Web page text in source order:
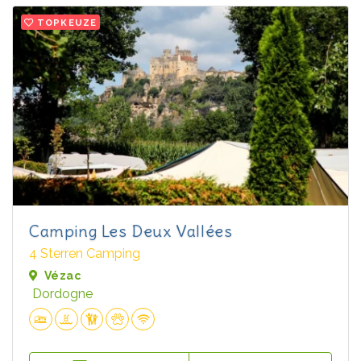
TOPKEUZE
Camping Les Deux Vallées
4 Sterren Camping
Vézac
Dordogne